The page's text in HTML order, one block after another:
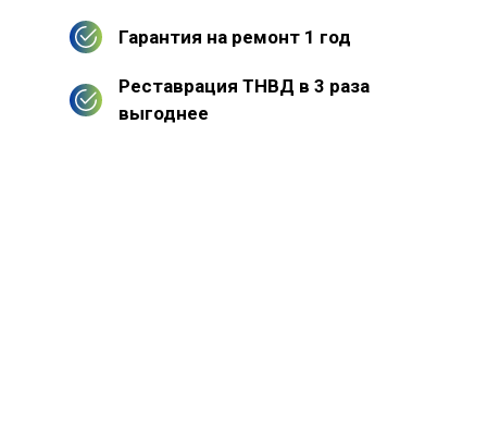
Гарантия на ремонт 1 год
Реставрация ТНВД в 3 раза
выгоднее